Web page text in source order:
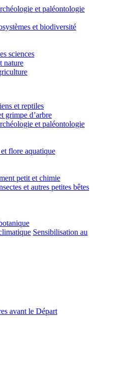
et paléontologie
et biodiversité
sciences
nature
et reptiles
grimpe d’arbre
et paléontologie
flore aquatique
petit et chimie
et autres petites bêtes
Sensibilisation au
avant le Départ